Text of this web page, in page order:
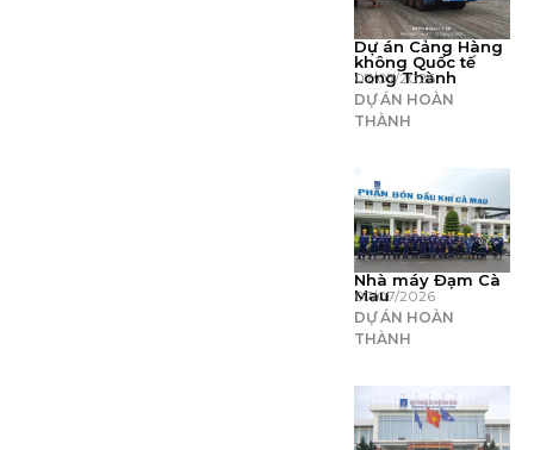
Dự án Cảng Hàng
không Quốc tế
Long Thành
07/07/2026
DỰ ÁN HOÀN
THÀNH
Nhà máy Đạm Cà
Mau
07/07/2026
DỰ ÁN HOÀN
THÀNH